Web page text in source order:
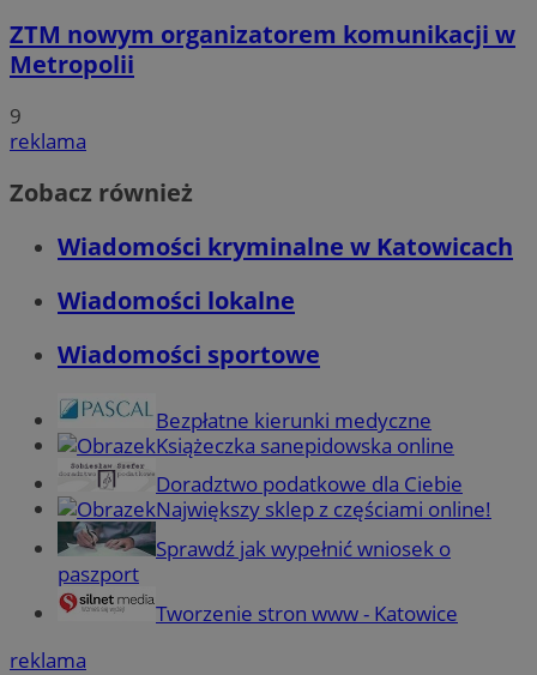
ZTM nowym organizatorem komunikacji w
Metropolii
9
reklama
Zobacz również
Wiadomości kryminalne w Katowicach
Wiadomości lokalne
Wiadomości sportowe
Bezpłatne kierunki medyczne
Książeczka sanepidowska online
Doradztwo podatkowe dla Ciebie
Największy sklep z częściami online!
Sprawdź jak wypełnić wniosek o
paszport
Tworzenie stron www - Katowice
reklama